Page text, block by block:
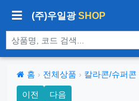
(주)우일광SHOP
상품 검색
홈 › 전체상품 › 칼라콘/슈퍼콘
이전 다음